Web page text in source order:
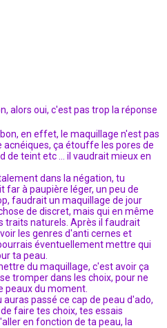
alors oui, c'est pas trop la réponse
en effet, le maquillage n'est pas
acnéiques, ça étouffe les pores de
de teint etc ... il vaudrait mieux en
dans la négation, tu
à paupière léger, un peu de
faudrait un maquillage de jour
de discret, mais qui en même
traits naturels. Après il faudrait
les genres d'anti cernes et
éventuellement mettre qui
ta peau.
du maquillage, c'est avoir ça
tromper dans les choix, pour ne
peaux du moment.
passé ce cap de peau d'ado,
faire tes choix, tes essais
en fonction de ta peau, la